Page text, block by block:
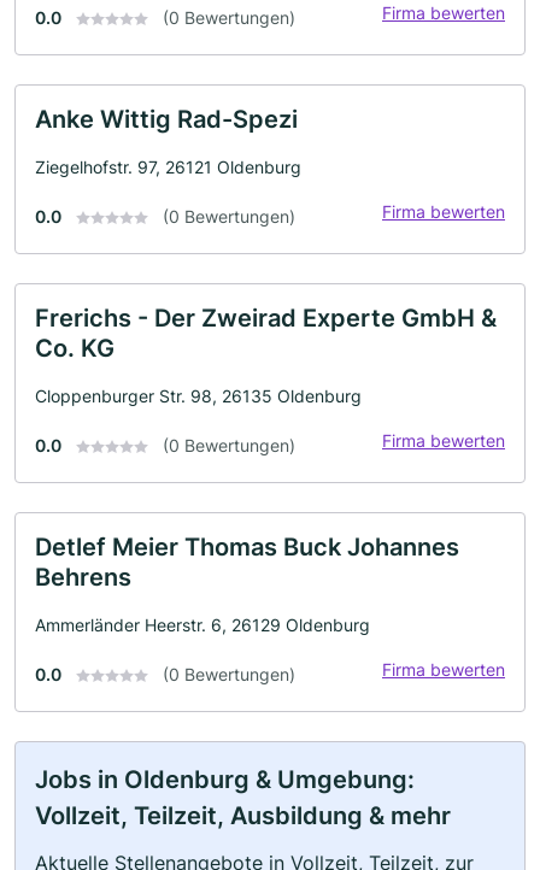
0.0 (0 Bewertungen) Firma bewerten
Anke Wittig Rad-Spezi
Ziegelhofstr. 97, 26121 Oldenburg
0.0 (0 Bewertungen) Firma bewerten
Frerichs - Der Zweirad Experte GmbH &
Co. KG
Cloppenburger Str. 98, 26135 Oldenburg
0.0 (0 Bewertungen) Firma bewerten
Detlef Meier Thomas Buck Johannes
Behrens
Ammerländer Heerstr. 6, 26129 Oldenburg
0.0 (0 Bewertungen) Firma bewerten
Jobs in Oldenburg & Umgebung:
Vollzeit, Teilzeit, Ausbildung & mehr
Aktuelle Stellenangebote in Vollzeit, Teilzeit, zur